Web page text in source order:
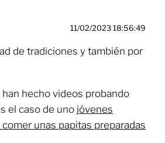
11/02/2023 18:56:49
de tradiciones y también por
hecho videos probando
el caso de uno jóvenes
unas papitas preparadas